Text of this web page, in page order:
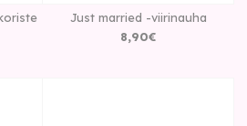
Just married -viirinauha
8,90€